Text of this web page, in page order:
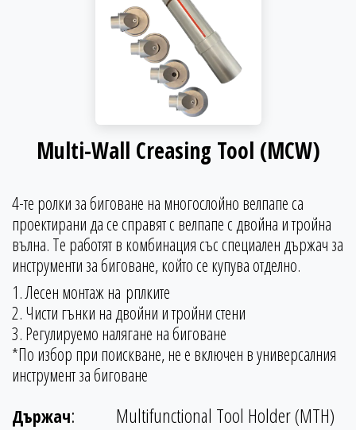
Multi-Wall Creasing Tool (MCW)
4-те ролки за биговане на многослойно велпапе са
проектирани да се справят с велпапе с двойна и тройна
вълна. Те работят в комбинация със специален държач за
инструменти за биговане, който се купува отделно.
1. Лесен монтаж на рплките
2. Чисти гънки на двойни и тройни стени
3. Регулируемо налягане на биговане
*По избор при поискване, не е включен в универсалния
инструмент за биговане
Държач: Multifunctional Tool Holder (MTH)